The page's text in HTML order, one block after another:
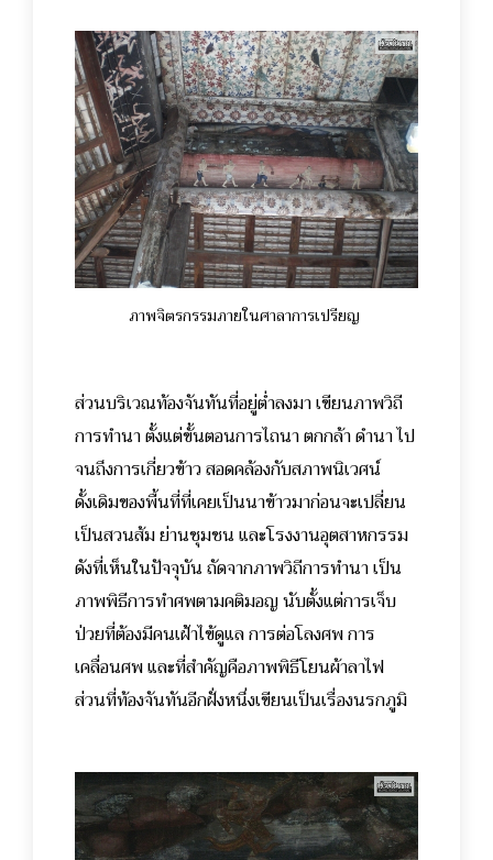
ภาพจิตรกรรมภายในศาลาการเปรียญ
ส่วนบริเวณท้องจันทันที่อยู่ต่ำลงมา เขียนภาพวิถี
การทำนา ตั้งแต่ขั้นตอนการไถนา ตกกล้า ดำนา ไป
จนถึงการเกี่ยวข้าว สอดคล้องกับสภาพนิเวศน์
ดั้งเดิมของพื้นที่ที่เคยเป็นนาข้าวมาก่อนจะเปลี่ยน
เป็นสวนส้ม ย่านชุมชน และโรงงานอุตสาหกรรม
ดังที่เห็นในปัจจุบัน ถัดจากภาพวิถีการทำนา เป็น
ภาพพิธีการทำศพตามคติมอญ นับตั้งแต่การเจ็บ
ป่วยที่ต้องมีคนเฝ้าไข้ดูแล การต่อโลงศพ การ
เคลื่อนศพ และที่สำคัญคือภาพพิธีโยนผ้าลาไฟ
ส่วนที่ท้องจันทันอีกฝั่งหนึ่งเขียนเป็นเรื่องนรกภูมิ